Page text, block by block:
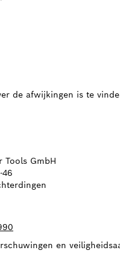
de afwijkingen is te
Tools GmbH
46
en